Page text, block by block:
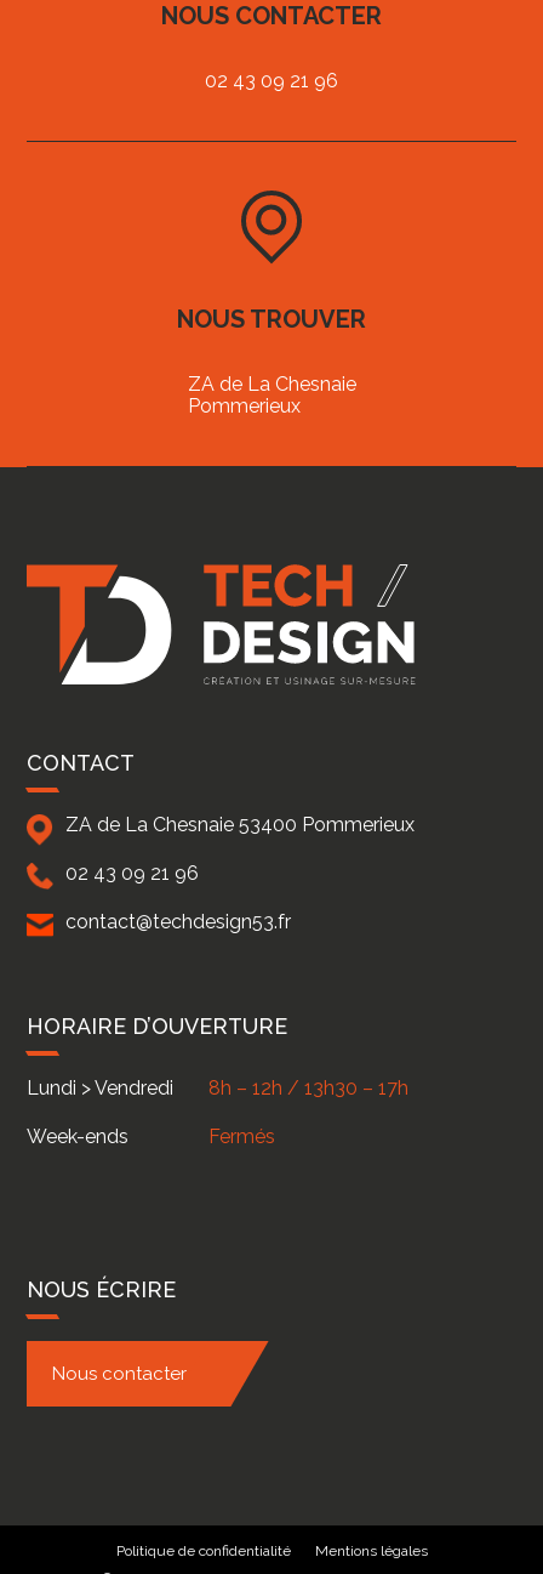
NOUS TROUVER
ZA de La Chesnaie
Pommerieux
NOUS CONTACTER
02 43 09 21 96
CONTACT
ZA de La Chesnaie 53400 Pommerieux
02 43 09 21 96
contact@techdesign53.fr
HORAIRE D’OUVERTURE
Lundi > Vendredi 8h – 12h / 13h30 – 17h
Week-ends Fermés
NOUS ÉCRIRE
Nous contacter
Politique de confidentialité Mentions légales